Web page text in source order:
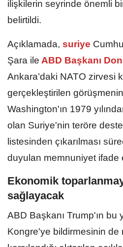
ilişkilerin seyrinde önemli
belirtildi.
Açıklamada, suriye
Şara ile ABD Başkanı
Ankara’daki NATO zirvesi
gerçekleştirilen
Washington'ın 1979
olan Suriye'nin teröre
listesinden çıkarılması
duyulan memnuniyet ifade
Ekonomik
sağlayacak
ABD Başkanı Trump'ın bu
Kongre'ye bildirmesinin de